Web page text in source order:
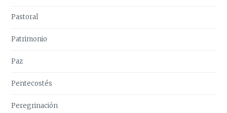
Pastoral
Patrimonio
Paz
Pentecostés
Peregrinación